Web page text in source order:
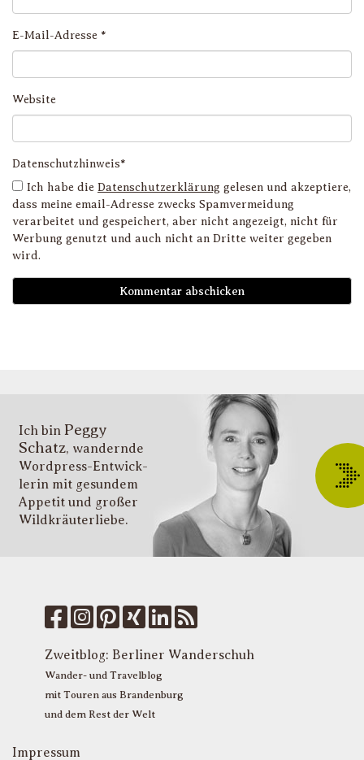
E-Mail-Adresse *
Website
Datenschutzhinweis*
Ich habe die Datenschutzerklärung gelesen und akzeptiere,
dass meine email-Adresse zwecks Spamvermeidung
verarbeitet und gespeichert, aber nicht angezeigt, nicht für
Werbung genutzt und auch nicht an Dritte weiter gegeben
wird.
Ich bin Peggy
Schatz, wandernde
Wordpress-Entwick­
lerin mit gesundem
Appetit und großer
Wildkräuter­liebe.
Zweitblog: Berliner Wanderschuh
Wander- und Travelblog
mit Touren aus Brandenburg
und dem Rest der Welt
Impressum